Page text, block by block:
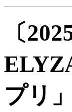
〔
プリ